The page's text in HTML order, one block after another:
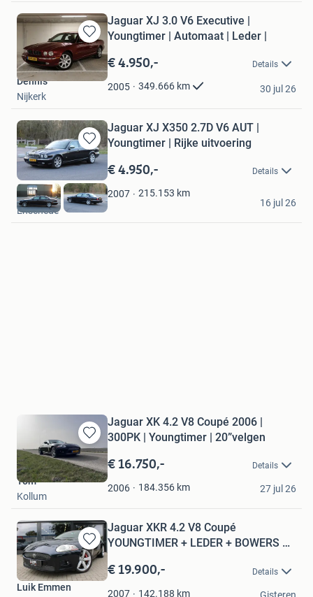
Bewaren
in
Mijn
Favorieten
Jaguar XJ 3.0 V6 Executive |
Youngtimer | Automaat | Leder |
€ 4.950,- Details
2005 349.666 km
Dennis
Nijkerk
30 jul 26
Bewaren
in
Favorieten
Jaguar XJ X350 2.7D V6 AUT |
Youngtimer | Rijke uitvoering
€ 4.950,- Details
2007 215.153 km
Ada
Enschede
16 jul 26
Bewaren
in
Mijn
Favorieten
Jaguar XK 4.2 V8 Coupé 2006 |
300PK | Youngtimer | 20”velgen
€ 16.750,- Details
2006 184.356 km
Tom
Kollum
27 jul 26
Bewaren
in
Mijn
Favorieten
Jaguar XKR 4.2 V8 Coupé
YOUNGTIMER + LEDER + BOWERS &
€ 19.900,- Details
2007 142.188 km
Luik Emmen